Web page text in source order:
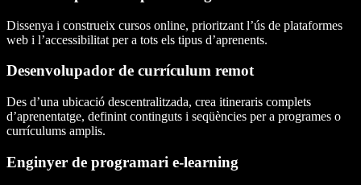
Dissenya i construeix cursos online, prioritzant l’ús de plataformes
web i l’accessibilitat per a tots els tipus d’aprenents.
Desenvolupador de currículum remot
Des d’una ubicació descentralitzada, crea itineraris complets
d’aprenentatge, definint continguts i seqüències per a programes o
currículums amplis.
Enginyer de programari e-learning